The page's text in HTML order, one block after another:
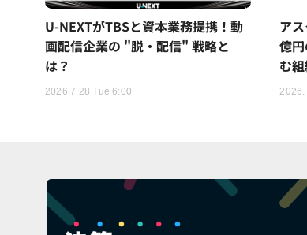
U-NEXTがTBSと資本業務提携！動
画配信企業の "脱・配信" 戦略と
は？
2026.7.28 Tue 6:00
ア
億
む